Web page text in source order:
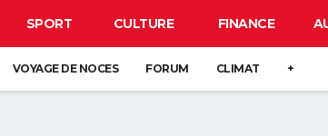
SPORT CULTURE FINANCE
VOYAGE DE NOCES FORUM CLIMAT +